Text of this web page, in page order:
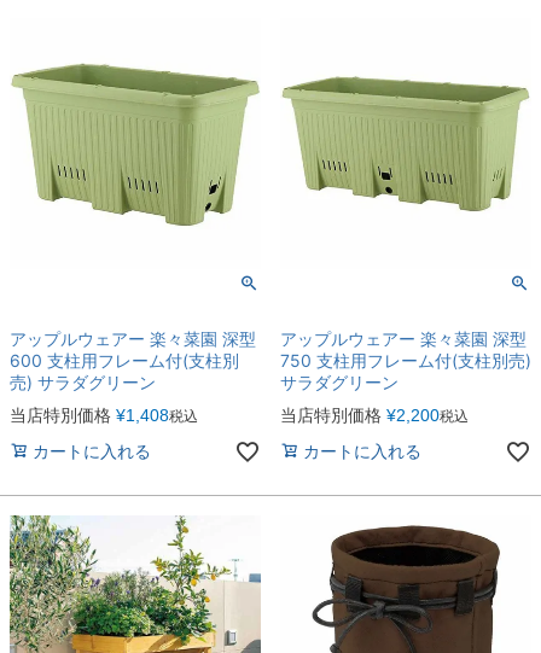
アップルウェアー 楽々菜園 深型
600 支柱用フレーム付(支柱別
売) サラダグリーン
当店特別価格 ¥1,408税込
カートに入れる
アップルウェアー 楽々菜園 深型
750 支柱用フレーム付(支柱別売)
サラダグリーン
当店特別価格 ¥2,200税込
カートに入れる